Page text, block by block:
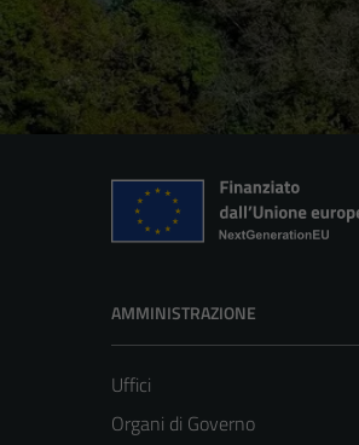
AMMINISTRAZIONE
Uffici
Organi di Governo